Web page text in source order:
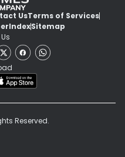
UsTerms of Services
IndexSitemap
Reserved.